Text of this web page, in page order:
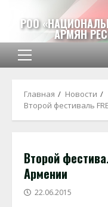
содержимому
РОО
АРМЯН
Основное
Главная
Новости
Второй фестиваль
Второй
Армении
22.06.2015